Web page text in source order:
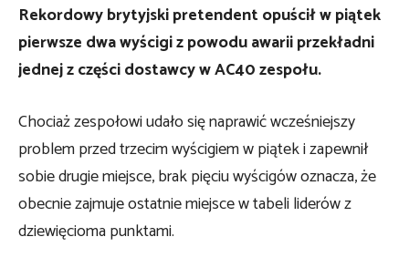
Rekordowy brytyjski pretendent opuścił w piątek
pierwsze dwa wyścigi z powodu awarii przekładni
jednej z części dostawcy w AC40 zespołu.
Chociaż zespołowi udało się naprawić wcześniejszy
problem przed trzecim wyścigiem w piątek i zapewnił
sobie drugie miejsce, brak pięciu wyścigów oznacza, że ​​
obecnie zajmuje ostatnie miejsce w tabeli liderów z
dziewięcioma punktami.